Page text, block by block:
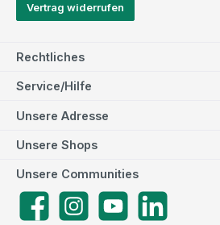
Vertrag widerrufen
Rechtliches
Service/Hilfe
Unsere Adresse
Unsere Communities
FacebookInstagramYouTube
Unsere Shops